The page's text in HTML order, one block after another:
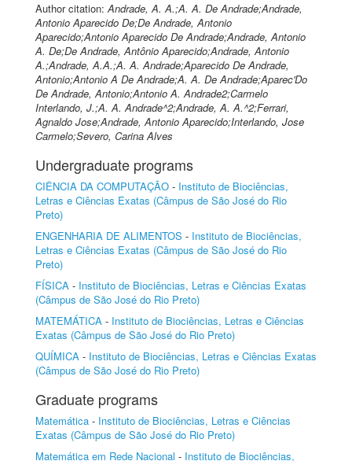
Author citation:Andrade, A. A.;A. A. De Andrade;Andrade,
Antonio Aparecido De;De Andrade, Antonio
Aparecido;Antonio Aparecido De Andrade;Andrade, Antonio
A. De;De Andrade, Antônio Aparecido;Andrade, Antonio
A.;Andrade, A.A.;A. A. Andrade;Aparecido De Andrade,
Antonio;Antonio A De Andrade;A. A. De Andrade;Aparec'Do
De Andrade, Antonio;Antonio A. Andrade2;Carmelo
Interlando, J.;A. A. Andrade^2;Andrade, A. A.^2;Ferrari,
Agnaldo Jose;Andrade, Antonio Aparecido;Interlando, Jose
Carmelo;Severo, Carina Alves
Undergraduate programs
CIÊNCIA DA COMPUTAÇÃO - Instituto de Biociências,
Letras e Ciências Exatas (Câmpus de São José do Rio
Preto)
ENGENHARIA DE ALIMENTOS - Instituto de Biociências,
Letras e Ciências Exatas (Câmpus de São José do Rio
Preto)
FÍSICA - Instituto de Biociências, Letras e Ciências Exatas
(Câmpus de São José do Rio Preto)
MATEMÁTICA - Instituto de Biociências, Letras e Ciências
Exatas (Câmpus de São José do Rio Preto)
QUÍMICA - Instituto de Biociências, Letras e Ciências Exatas
(Câmpus de São José do Rio Preto)
Graduate programs
Matemática - Instituto de Biociências, Letras e Ciências
Exatas (Câmpus de São José do Rio Preto)
Matemática em Rede Nacional - Instituto de Biociências,